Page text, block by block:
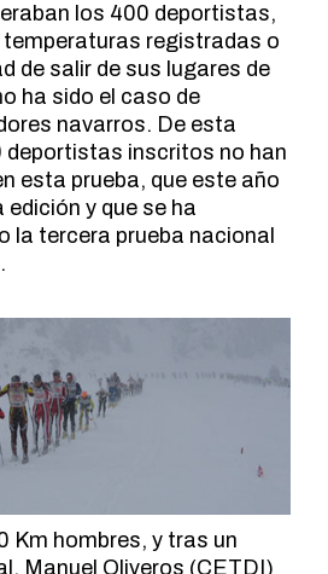
los 400 deportistas,
temperaturas registradas o
de salir de sus lugares de
ha sido el caso de
navarros. De esta
deportistas inscritos no han
esta prueba, que este año
edición y que se ha
la tercera prueba nacional
Km hombres, y tras un
Manuel Oliveros (CETDI)